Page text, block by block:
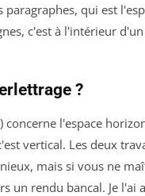
paragraphes, qui est
c'est à l'intérieur d'un
?
concerne l'espace
vertical. Les deux
mais si vous ne
un rendu bancal. Je l'ai